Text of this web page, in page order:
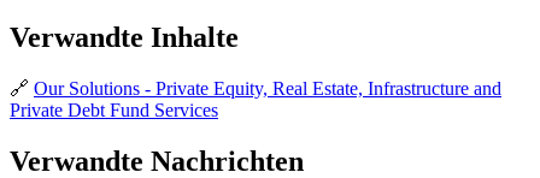
Verwandte Inhalte
🔗 Our Solutions - Private Equity, Real Estate, Infrastructure and
Private Debt Fund Services
Verwandte Nachrichten